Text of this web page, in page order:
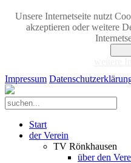
Unsere Internetseite nutzt
akzeptieren oder weitere
Impressum
Start
der Verein
TV Rönkhausen
über den